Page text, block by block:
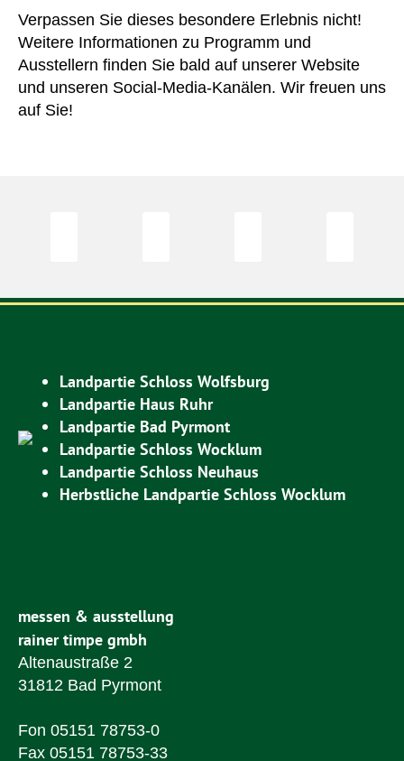
Verpassen Sie dieses besondere Erlebnis nicht!
Weitere Informationen zu Programm und
Ausstellern finden Sie bald auf unserer Website
und unseren Social-Media-Kanälen. Wir freuen uns
auf Sie!
messen & ausstellung
rainer timpe gmbh
Altenaustraße 2
31812 Bad Pyrmont
Fon 05151 78753-0
Fax 05151 78753-33
Landpartie Schloss Wolfsburg
Landpartie Haus Ruhr
Landpartie Bad Pyrmont
Landpartie Schloss Wocklum
Landpartie Schloss Neuhaus
Herbstliche Landpartie Schloss Wocklum